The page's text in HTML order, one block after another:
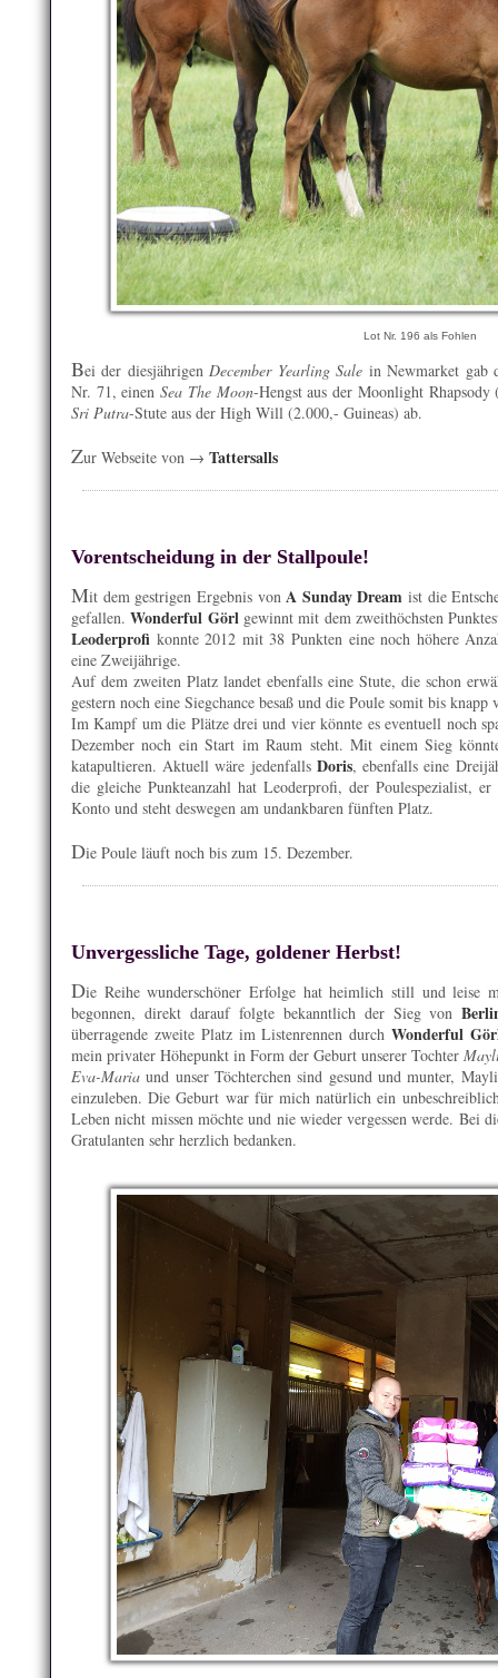
Lot Nr. 196 als Fohlen
Bei der diesjährigenDecember Yearling Sale in Newmarket gab
Nr. 71, einenSea The Moon-Hengst aus der Moonlight
Sri Putra-Stute aus der High Will (2.000,- Guineas) ab.
Zur Webseite von → Tattersalls
Vorentscheidung in der Stallpoule!
Mit dem gestrigen Ergebnis vonA Sunday Dream ist die
gefallen.Wonderful Görlgewinnt mit dem zweithöchsten
Leoderprofi konnte 2012 mit 38 Punkten eine noch höhere
eine Zweijährige.
Auf dem zweiten Platz landet ebenfalls eine Stute, die schon
gestern noch eine Siegchance besaß und die Poule somit bis
Im Kampf um die Plätze drei und vier könnte es eventuell noch
Dezember noch ein Start im Raum steht. Mit einem Sieg
katapultieren. Aktuell wäre jedenfalls Doris, ebenfalls eine
die gleiche Punkteanzahl hat Leoderprofi, der Poulespezialist,
Konto und steht deswegen am undankbaren fünften Platz.
Die Poule läuft noch bis zum 15. Dezember.
Unvergessliche Tage, goldener Herbst!
Die Reihe wunderschöner Erfolge hat heimlich still und leise
begonnen, direkt darauf folgte bekanntlich der Sieg von
überragende zweite Platz im Listenrennen durchWonderful
mein privater Höhepunkt in Form der Geburt unserer Tochter
Eva-Maria und unser Töchterchen sind gesund und munter,
einzuleben. Die Geburt war für mich natürlich ein
Leben nicht missen möchte und nie wieder vergessen werde. Bei
Gratulanten sehr herzlich bedanken.